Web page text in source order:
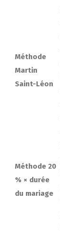
Méthode
Martin
Saint-Léon
Méthode 20
% × durée
du mariage